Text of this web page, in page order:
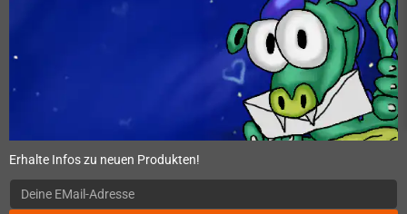
Erhalte Infos zu neuen Produkten!